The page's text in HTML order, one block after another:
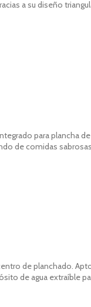
a su diseño
para plancha de
de comidas
de planchado.
de agua extraíble